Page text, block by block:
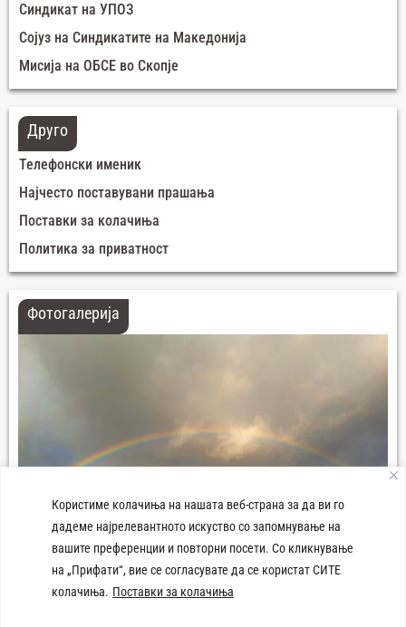
Користиме колачиња на нашата веб-страна за да ви го
дадеме најрелевантното искуство со запомнување на
вашите преференции и повторни посети. Со кликнување
на „Прифати“, вие се согласувате да се користат СИТЕ
колачиња. Поставки за колачиња
Синдикат на УПОЗ
Сојуз на Синдикатите на Македонија
Мисија на ОБСЕ во Скопје
Друго
Телефонски именик
Најчесто поставувани прашања
Поставки за колачиња
Политика за приватност
Фотогалерија